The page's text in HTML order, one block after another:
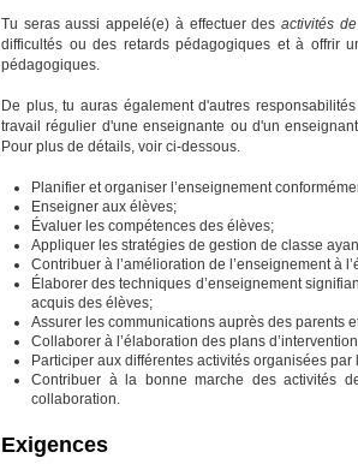
Tu seras aussi appelé(e) à effectuer des activités
difficultés ou des retards pédagogiques et à offrir
pédagogiques.
De plus, tu auras également d'autres
travail régulier d'une enseignante ou d'un
Pour plus de détails, voir ci-dessous.
Planifier et organiser l’enseignement
Enseigner aux élèves;
Évaluer les compétences des élèves;
Appliquer les stratégies de gestion de classe
Contribuer à l’amélioration de l’enseignement à
Élaborer des techniques d’enseignement
acquis des élèves;
Assurer les communications auprès des parents
Collaborer à l’élaboration des plans
Participer aux différentes activités organisées
Contribuer à la bonne marche des activités
collaboration.
Exigences